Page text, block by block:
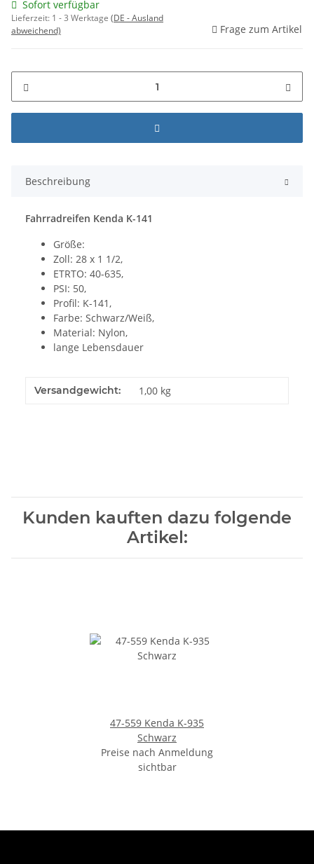
Sofort verfügbar
Lieferzeit: 1 - 3 Werktage (DE - Ausland
abweichend)
Frage zum Artikel
Beschreibung
Fahrradreifen Kenda K-141
Größe:
Zoll: 28 x 1 1/2,
ETRTO: 40-635,
PSI: 50,
Profil: K-141,
Farbe: Schwarz/Weiß,
Material: Nylon,
lange Lebensdauer
Versandgewicht: 1,00 kg
Kunden kauften dazu folgende
Artikel:
47-559 Kenda K-935
Schwarz
Preise nach Anmeldung
sichtbar